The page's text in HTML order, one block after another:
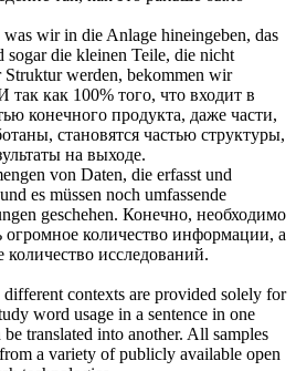
wir in die Anlage hineingeben, das
sogar die kleinen Teile, die nicht
Struktur werden, bekommen wir
так как 100% того, что входит в
конечного продукта, даже части,
, становятся частью структуры,
на выходе.
von Daten, die erfasst und
es müssen noch umfassende
geschehen. Конечно, необходимо
огромное количество информации, а
исследований.
contexts are provided solely for
word usage in a sentence in one
translated into another. All samples
a variety of publicly available open